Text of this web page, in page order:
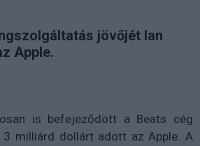
jövőjét Ian
Apple.
is befejeződött a Beats cég
3 milliárd dollárt adott az Apple. A